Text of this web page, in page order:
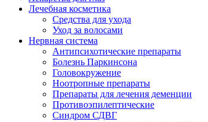
Лечебная косметика
Средства для ухода
Уход за волосами
Нервная система
Антипсихотические препараты
Болезнь Паркинсона
Головокружение
Ноотропные препараты
Препараты для лечения деменции
Противоэпилептические
Синдром СДВГ